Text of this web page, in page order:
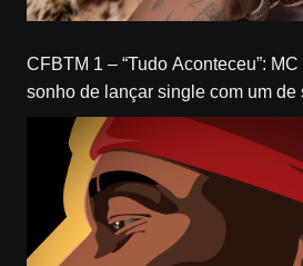
CFBTM 1 – “Tudo Aconteceu”: MC Du Black realiza
sonho de lançar single com um